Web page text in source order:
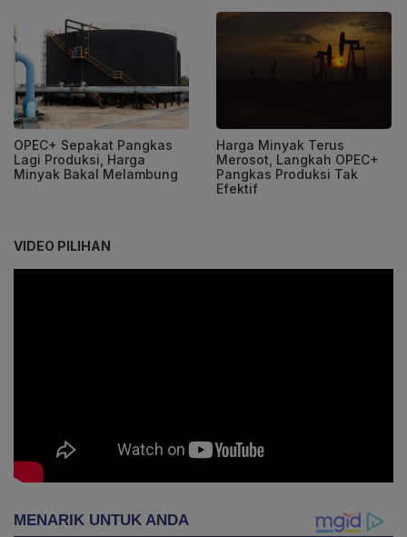
OPEC+ Sepakat Pangkas
Lagi Produksi, Harga
Minyak Bakal Melambung
Harga Minyak Terus
Merosot, Langkah OPEC+
Pangkas Produksi Tak
Efektif
VIDEO PILIHAN